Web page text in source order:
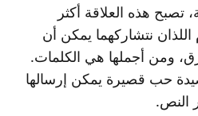
هذه العلاقة أكثر
نتشاركهما يمكن أن
ومن أجملها هي الكلمات.
قائمة من ٢٥ قصيدة حب قصيرة يمكن إرسالها
النص.